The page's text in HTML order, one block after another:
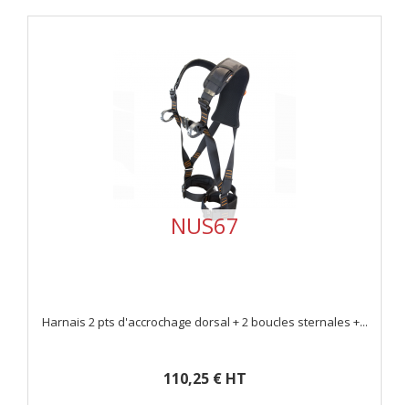
NUS67
Harnais 2 pts d'accrochage dorsal + 2 boucles sternales +...
110,25 € HT